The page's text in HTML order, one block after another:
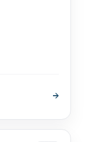
→